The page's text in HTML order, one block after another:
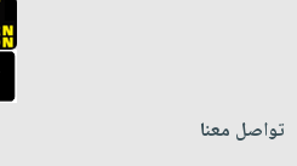
تواصل معنا